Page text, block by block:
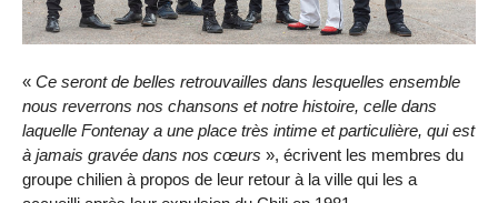
« Ce seront de belles retrouvailles dans lesquelles ensemble
nous reverrons nos chansons et notre histoire, celle dans
laquelle Fontenay a une place très intime et particulière, qui est
à jamais gravée dans nos cœurs », écrivent les membres du
groupe chilien à propos de leur retour à la ville qui les a